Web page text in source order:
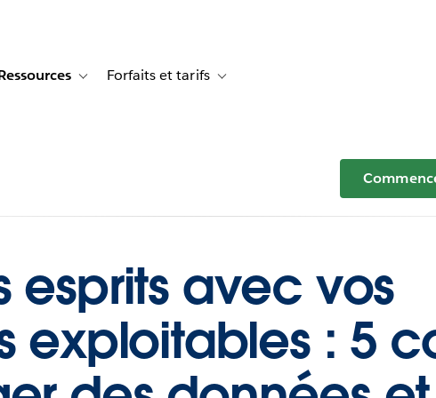
Témoignages clients
sub-navigation for SolutionsToggle sub-navigation for Ressources
Forfaits et tarifs Toggle sub-navigation for Forfaits et tarifs
esprits avec vos
exploitables : 5